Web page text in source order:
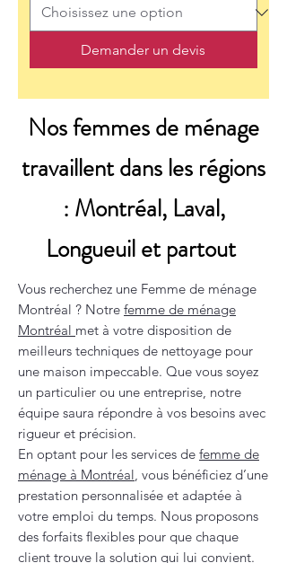
Demander un devis
Nos femmes de ménage
travaillent dans les régions
: Montréal, Laval,
Longueuil et partout
Vous recherchez une Femme de ménage
Montréal ? Notre femme de ménage
Montréal met à votre disposition de
meilleurs techniques de nettoyage pour
une maison impeccable. Que vous soyez
un particulier ou une entreprise, notre
équipe saura répondre à vos besoins avec
rigueur et précision.
En optant pour les services de femme de
ménage à Montréal, vous bénéficiez d’une
prestation personnalisée et adaptée à
votre emploi du temps. Nous proposons
des forfaits flexibles pour que chaque
client trouve la solution qui lui convient.